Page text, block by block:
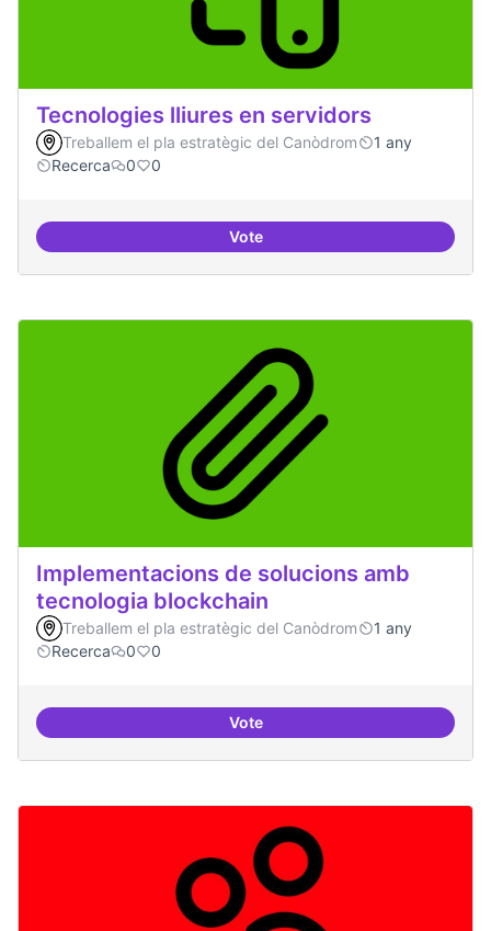
Tecnologies lliures en servidors
Treballem el pla estratègic del Canòdrom
1 any
Recerca
0 0
VoteTecnologies lliures en servidors
Implementacions de solucions amb
tecnologia blockchain
Treballem el pla estratègic del Canòdrom
1 any
Recerca
0 0
VoteImplementacions de solucions